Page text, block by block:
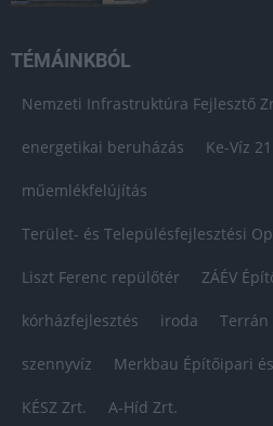
TÉMÁINKBÓL
Nemzeti Infrastruktúra Fejlesztő
energetikai beruházás Ke-Víz
műemlékfelújítás
Terület- és Településfejlesztési
Liszt Ferenc repülőtér ZÁÉV
kórházfejlesztés iroda Terrán
szennyvíz Merkbau Építőipari
KÉSZ Zrt. A-Híd Zrt.